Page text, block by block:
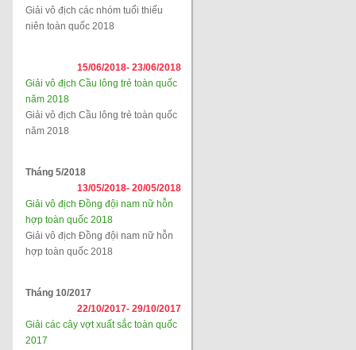
Giải vô địch các nhóm tuổi thiếu
niên toàn quốc 2018
15/06/2018- 23/06/2018
Giải vô địch Cầu lông trẻ toàn quốc
năm 2018
Giải vô địch Cầu lông trẻ toàn quốc
năm 2018
Tháng 5/2018
13/05/2018- 20/05/2018
Giải vô địch Đồng đội nam nữ hỗn
hợp toàn quốc 2018
Giải vô địch Đồng đội nam nữ hỗn
hợp toàn quốc 2018
Tháng 10/2017
22/10/2017- 29/10/2017
Giải các cây vợt xuất sắc toàn quốc
2017